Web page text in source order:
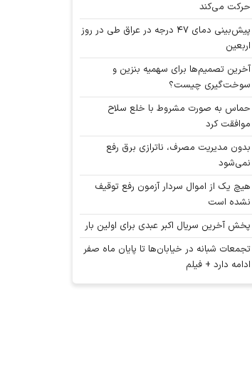
حرکت می‌کند
پیش‌بینی دمای ۴۷ درجه در عراق طی در روز
اربعین
آخرین تصمیم‌ها برای سهمیه بنزین و
سوخت‌گیری چیست؟
حماس به صورت مشروط با خلع سلاح
موافقت کرد
بدون مدیریت مصرف، ناترازی برق رفع
نمی‌شود
هیچ یک از اموال سردار آزمون رفع توقیف
نشده است
پخش آخرین سریال اکبر عبدی برای اولین بار
تجمعات شبانه در خیابان‌ها تا پایان ماه صفر
ادامه دارد + فیلم